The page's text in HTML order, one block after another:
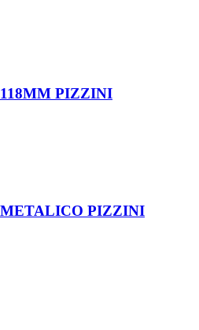
PIZZINI
PIZZINI